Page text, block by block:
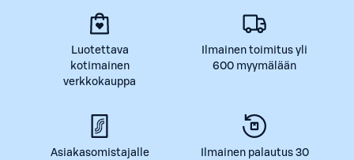
Luotettava
kotimainen
verkkokauppa
Ilmainen toimitus yli
600 myymälään
Asiakasomistajalle
Ilmainen palautus 30